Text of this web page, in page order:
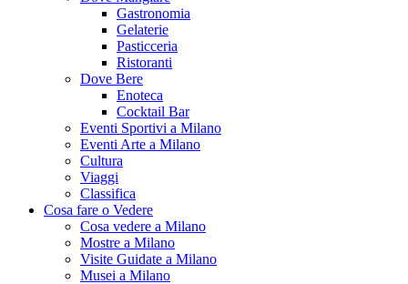
Gastronomia
Gelaterie
Pasticceria
Ristoranti
Dove Bere
Enoteca
Cocktail Bar
Eventi Sportivi a Milano
Eventi Arte a Milano
Cultura
Viaggi
Classifica
Cosa fare o Vedere
Cosa vedere a Milano
Mostre a Milano
Visite Guidate a Milano
Musei a Milano